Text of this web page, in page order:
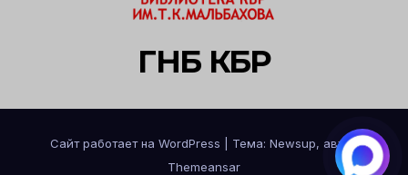
ГНБ КБР
Сайт работает на WordPress
Тема: Newsup, автор
Themeansar